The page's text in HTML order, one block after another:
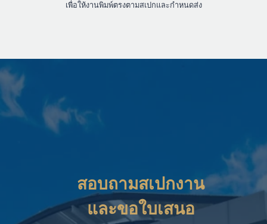
เพื่อให้งานพิมพ์ตรงตามสเปกและกำหนดส่ง
สอบถามสเปกงาน
และขอใบเสนอ